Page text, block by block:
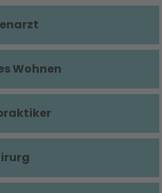
Wohnen